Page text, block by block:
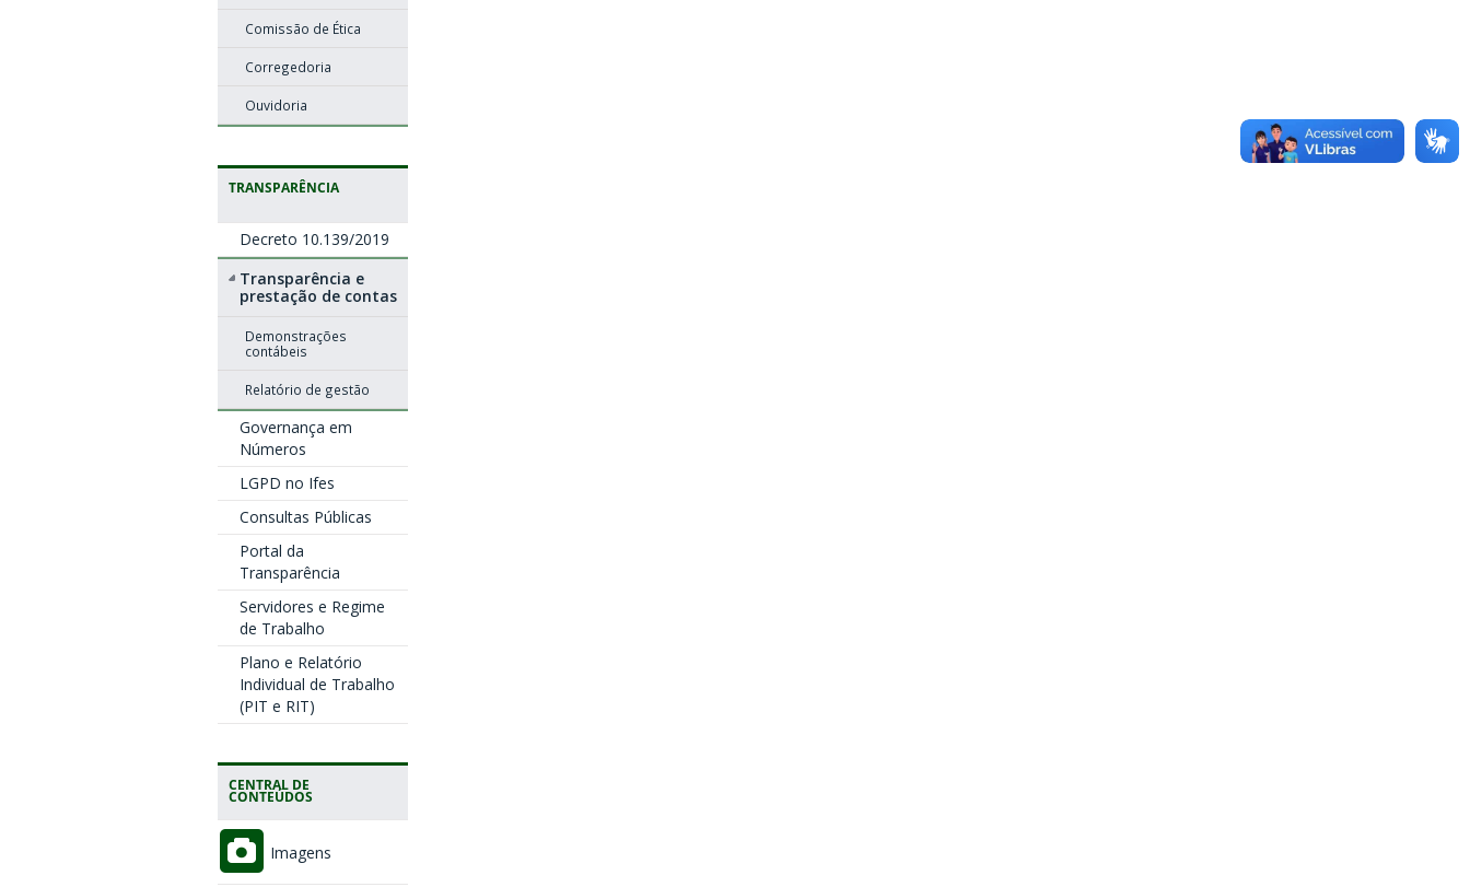
Comissão de Ética
Corregedoria
Ouvidoria
TRANSPARÊNCIA
Decreto 10.139/2019
Transparência e
prestação de contas
Demonstrações
contábeis
Relatório de gestão
Governança em
Números
LGPD no Ifes
Consultas Públicas
Portal da
Transparência
Servidores e Regime
de Trabalho
Plano e Relatório
Individual de Trabalho
(PIT e RIT)
CENTRAL DE
CONTEÚDOS
Imagens